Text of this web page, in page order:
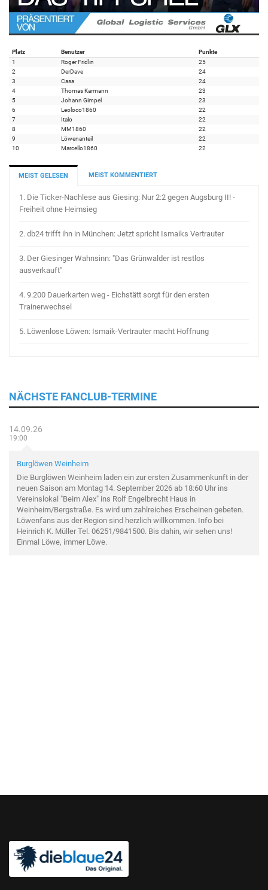
Platz Benutzer
Punkte
1
Roger Fridlin
25
2
DerDave
24
3
Casa
24
4
Thomas Karmann
23
5
Johann Gimpel
23
6
Leoloco1860
22
7
Italo
22
8
MM1860
22
9
Löwenanteil
22
10
Marcello1860 22
MEIST GELESEN MEIST KOMMENTIERT
1. Die Ticker-Nachlese aus Giesing: Nur 2:2 gegen Augsburg II! -
Freiheit ohne Heimsieg
2. db24 trifft ihn in München: Jetzt spricht Ismaiks Vertrauter
3. Der Giesinger Wahnsinn: "Das Grünwalder ist restlos
ausverkauft"
4. 9.200 Dauerkarten weg - Eichstätt sorgt für den ersten
Trainerwechsel
5. Löwenlose Löwen: Ismaik-Vertrauter macht Hoffnung
NÄCHSTE FANCLUB-TERMINE
14.09.26
19:00
Burglöwen Weinheim
Die Burglöwen Weinheim laden ein zur ersten Zusammenkunft in der
neuen Saison am Montag 14. September 2026 ab 18:60 Uhr ins
Vereinslokal "Beim Alex" ins Rolf Engelbrecht Haus in
Weinheim/Bergstraße. Es wird um zahlreiches Erscheinen gebeten.
Löwenfans aus der Region sind herzlich willkommen. Info bei
Heinrich K. Müller Tel. 06251/9841500. Bis dahin, wir sehen uns!
Einmal Löwe, immer Löwe.